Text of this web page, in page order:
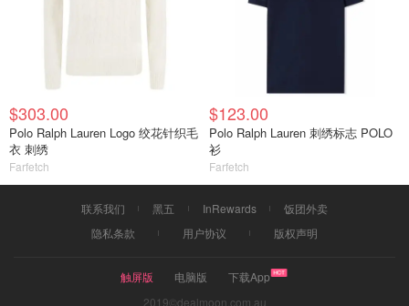
$303.00
Polo Ralph Lauren Logo 绞花针织毛
衣 刺绣
Farfetch
$123.00
Polo Ralph Lauren 刺绣标志 POLO
衫
Farfetch
联系我们 黑五 InRewards
饭团外卖
隐私条款
用户协议 版权声明
触屏版 电脑版
下载App
2019©dealmoon.com.au